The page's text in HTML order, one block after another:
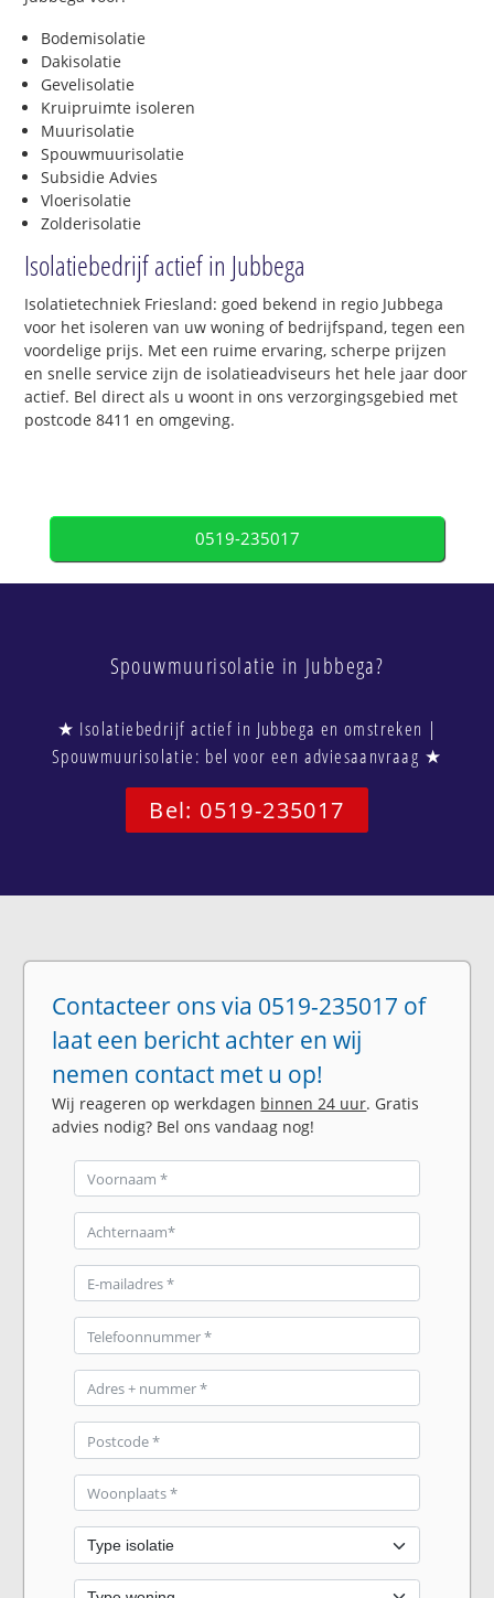
Bodemisolatie
Dakisolatie
Gevelisolatie
Kruipruimte isoleren
Muurisolatie
Spouwmuurisolatie
Subsidie Advies
Vloerisolatie
Zolderisolatie
Isolatiebedrijf actief in Jubbega
Isolatietechniek Friesland: goed bekend in regio Jubbega
voor het isoleren van uw woning of bedrijfspand, tegen een
voordelige prijs. Met een ruime ervaring, scherpe prijzen
en snelle service zijn de isolatieadviseurs het hele jaar door
actief. Bel direct als u woont in ons verzorgingsgebied met
postcode 8411 en omgeving.
0519-235017
Spouwmuurisolatie in Jubbega?
★ Isolatiebedrijf actief in Jubbega en omstreken |
Spouwmuurisolatie: bel voor een adviesaanvraag ★
Bel: 0519-235017
Contacteer ons via 0519-235017 of
laat een bericht achter en wij
nemen contact met u op!
Wij reageren op werkdagen binnen 24 uur. Gratis
advies nodig? Bel ons vandaag nog!